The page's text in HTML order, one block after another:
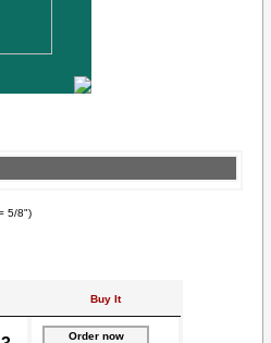
5/8")
Buy It
Order now